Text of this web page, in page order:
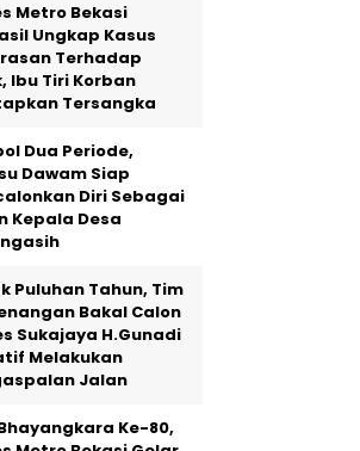
Metro Bekasi
Ungkap Kasus
Terhadap
Ibu Tiri Korban
Tersangka
Dua Periode,
Dawam Siap
Diri Sebagai
Kepala Desa
Puluhan Tahun, Tim
Bakal Calon
Sukajaya H.Gunadi
Melakukan
Jalan
Ke-80,